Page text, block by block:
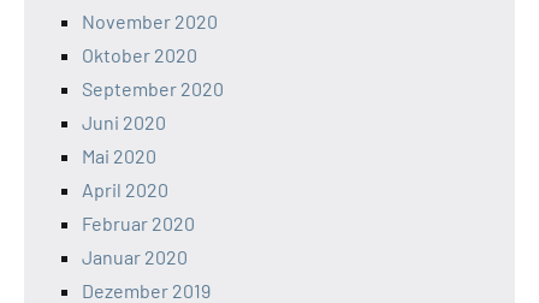
November 2020
Oktober 2020
September 2020
Juni 2020
Mai 2020
April 2020
Februar 2020
Januar 2020
Dezember 2019